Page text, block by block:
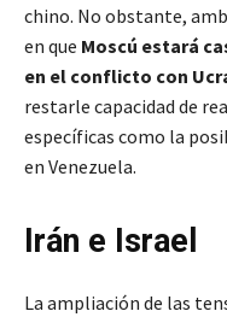
chino. No obstante,
en que Moscú estará
en el conflicto con
restarle capacidad de
específicas como la
en Venezuela.
Irán e Israel
La ampliación de las